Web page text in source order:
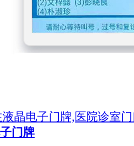
晶电子门牌,医院诊室
门牌